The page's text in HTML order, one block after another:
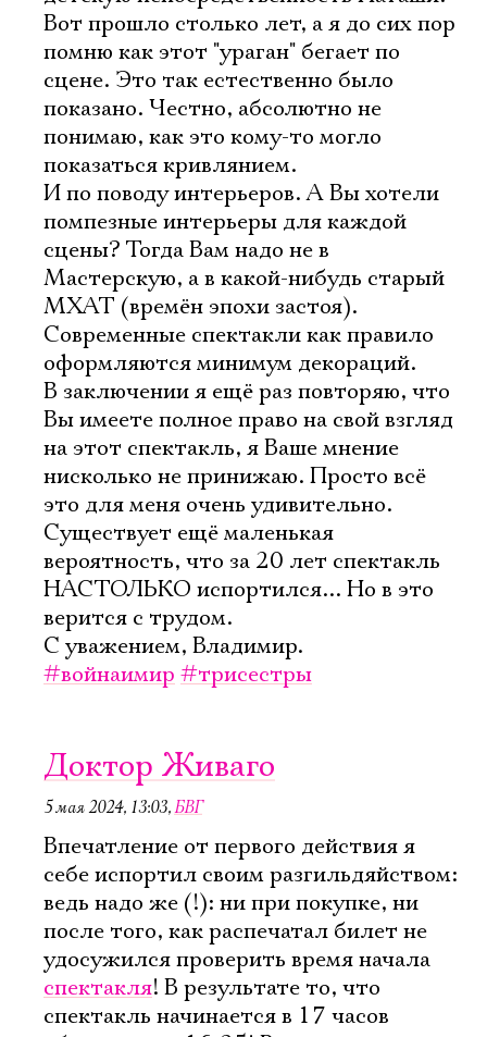
Вот прошло столько лет, а я до сих пор
помню как этот "ураган" бегает по
сцене. Это так естественно было
показано. Честно, абсолютно не
понимаю, как это кому-то могло
показаться кривлянием.
И по поводу интерьеров. А Вы хотели
помпезные интерьеры для каждой
сцены? Тогда Вам надо не в
Мастерскую, а в какой-нибудь старый
МХАТ (времён эпохи застоя).
Современные спектакли как правило
оформляются минимум декораций.
В заключении я ещё раз повторяю, что
Вы имеете полное право на свой взгляд
на этот спектакль, я Ваше мнение
нисколько не принижаю. Просто всё
это для меня очень удивительно.
Существует ещё маленькая
вероятность, что за 20 лет спектакль
НАСТОЛЬКО испортился... Но в это
верится с трудом.
С уважением, Владимир.
#войнаимир #трисестры
Доктор Живаго
5 мая 2024, 13:03,БВГ
Впечатление от первого действия я
себе испортил своим разгильдяйством:
ведь надо же (!): ни при покупке, ни
после того, как распечатал билет не
удосужился проверить время начала
спектакля! В результате то, что
спектакль начинается в 17 часов